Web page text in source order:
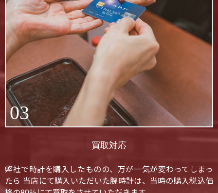
03
買取対応
弊社で時計を購入したものの、万が一気が変わってしまっ
たら 当店にて購入いただいた腕時計は、当時の購入税込価